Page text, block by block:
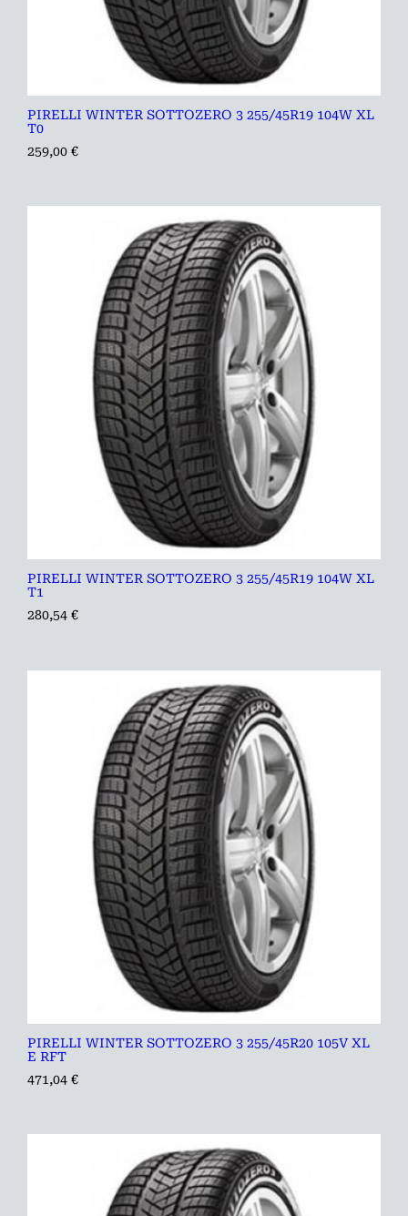
PIRELLI WINTER SOTTOZERO 3 255/45R19 104W XL
T0
259,00 €
PIRELLI WINTER SOTTOZERO 3 255/45R19 104W XL
T1
280,54 €
PIRELLI WINTER SOTTOZERO 3 255/45R20 105V XL
E RFT
471,04 €